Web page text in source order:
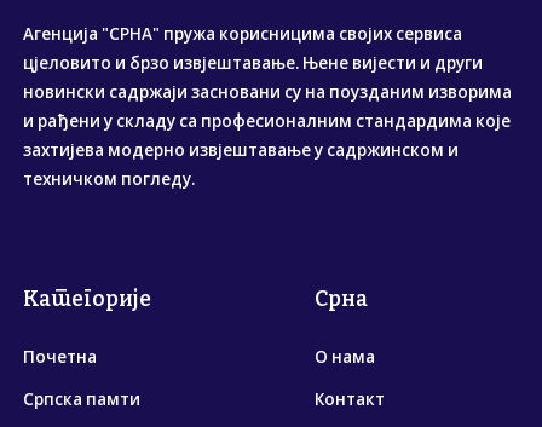
Агенција "СРНА" пружа корисницима својих сервиса
цјеловито и брзо извјештавање. Њене вијести и други
новински садржаји засновани су на поузданим изворима
и рађени у складу са професионалним стандардима које
захтијева модерно извјештавање у садржинском и
техничком погледу.
Категорије
Почетна
Српска памти
Срна
О нама
Контакт